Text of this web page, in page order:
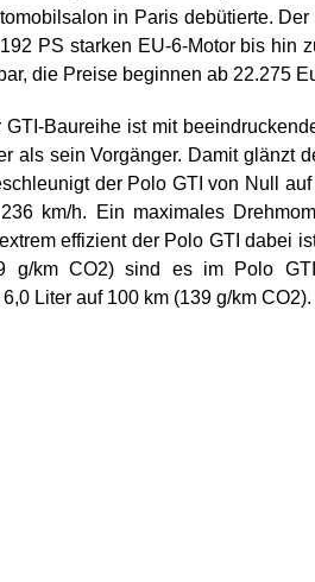
in Paris debütierte.
PS starken EU-6-Motor bis hin
die Preise beginnen ab 22.275
GTI-Baureihe ist mit
als sein Vorgänger. Damit glänzt
der Polo GTI von Null
km/h. Ein maximales
effizient der Polo GTI dabei
g/km CO2) sind es im Polo
Liter auf 100 km (139 g/km CO2).